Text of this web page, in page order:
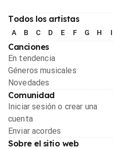
Todos los artistas
A B C D E F G H I
Canciones
En tendencia
Géneros musicales
Novedades
Comunidad
Iniciar sesión o crear una
cuenta
Enviar acordes
Sobre el sitio web